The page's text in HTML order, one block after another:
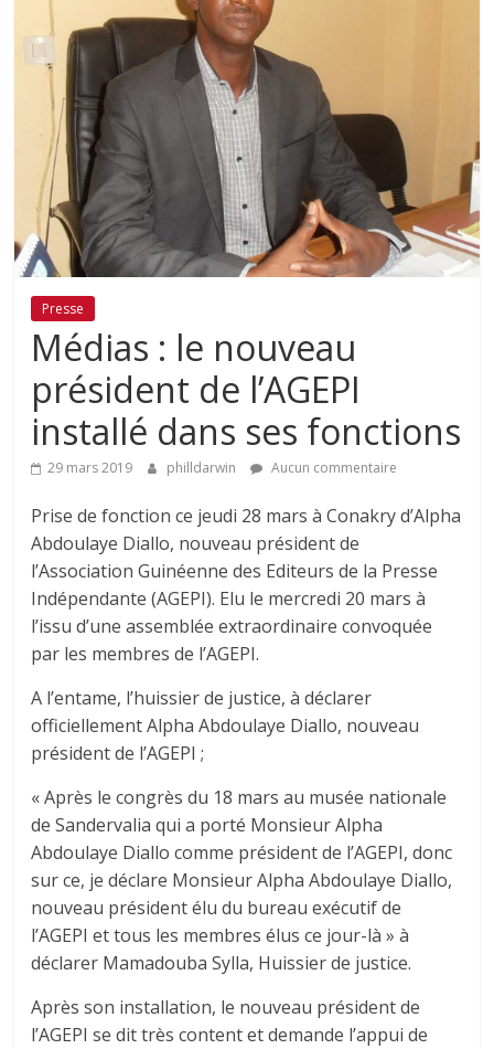
Presse
Médias : le nouveau
président de l’AGEPI
installé dans ses fonctions
29 mars 2019 philldarwin Aucun commentaire
Prise de fonction ce jeudi 28 mars à Conakry d’Alpha
Abdoulaye Diallo, nouveau président de
l’Association Guinéenne des Editeurs de la Presse
Indépendante (AGEPI). Elu le mercredi 20 mars à
l’issu d’une assemblée extraordinaire convoquée
par les membres de l’AGEPI.
A l’entame, l’huissier de justice, à déclarer
officiellement Alpha Abdoulaye Diallo, nouveau
président de l’AGEPI ;
« Après le congrès du 18 mars au musée nationale
de Sandervalia qui a porté Monsieur Alpha
Abdoulaye Diallo comme président de l’AGEPI, donc
sur ce, je déclare Monsieur Alpha Abdoulaye Diallo,
nouveau président élu du bureau exécutif de
l’AGEPI et tous les membres élus ce jour-là » à
déclarer Mamadouba Sylla, Huissier de justice.
Après son installation, le nouveau président de
l’AGEPI se dit très content et demande l’appui de